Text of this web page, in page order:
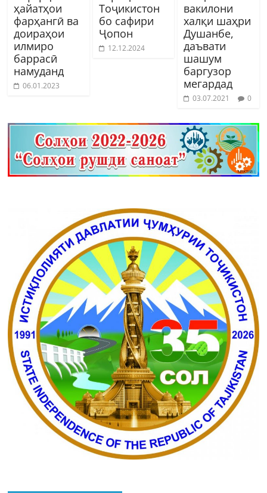
ҳайатҳои
фарҳангӣ ва
доираҳои
илмиро
баррасӣ
намуданд
06.01.2023
Тоҷикистон
бо cафири
Ҷопон
12.12.2024
вакилони
халқи шаҳри
Душанбе,
даъвати
шашум
баргузор
мегардад
03.07.2021 0